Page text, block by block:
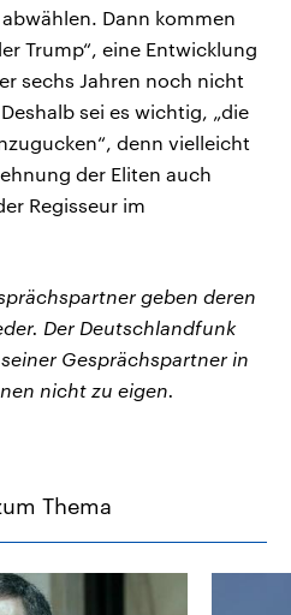
Dann kommen
Trump“, eine Entwicklung
sechs Jahren noch nicht
sei es wichtig, „die
denn vielleicht
der Eliten auch
Regisseur im
geben deren
Der Deutschlandfunk
Gesprächspartner in
nicht zu eigen.
Thema